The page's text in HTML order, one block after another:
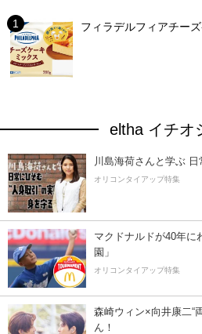
フィラデルフィアチー
eltha イチオ
川島海荷さんと学ぶ 日
オリコンタイアップ特集
マクドナルドが40年に
園」
オリコンタイアップ特集
森崎ウィン×向井康二“
ん！